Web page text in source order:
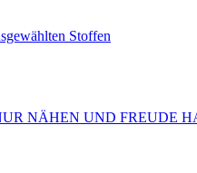
Stoffen
NÄHEN UND FREUDE